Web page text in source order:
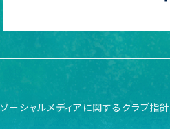
ソーシャルメディアに関するクラブ指針